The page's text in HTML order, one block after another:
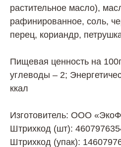
растительное масло),
рафинированное, соль,
перец, кориандр,
Пищевая ценность на
углеводы – 2;
ккал
Изготовитель: ООО
Штрихкод (шт):
Штрихкод (упак):